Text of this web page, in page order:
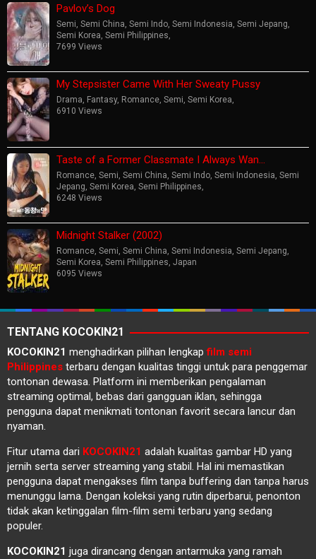
Pavlov’s Dog
Semi, Semi China, Semi Indo, Semi Indonesia, Semi Jepang,
Semi Korea, Semi Philippines,
7699 Views
My Stepsister Came With Her Sweaty Pussy
Drama, Fantasy, Romance, Semi, Semi Korea,
6910 Views
Taste of a Former Classmate I Always Wan…
Romance, Semi, Semi China, Semi Indo, Semi Indonesia, Semi
Jepang, Semi Korea, Semi Philippines,
6248 Views
Midnight Stalker (2002)
Romance, Semi, Semi China, Semi Indonesia, Semi Jepang,
Semi Korea, Semi Philippines, Japan
6095 Views
TENTANG KOCOKIN21
KOCOKIN21 menghadirkan pilihan lengkapfilm semi
Philippines terbaru dengan kualitas tinggi untuk para penggemar
tontonan dewasa. Platform ini memberikan pengalaman
streaming optimal, bebas dari gangguan iklan, sehingga
pengguna dapat menikmati tontonan favorit secara lancur dan
nyaman.
Fitur utama dari KOCOKIN21 adalah kualitas gambar HD yang
jernih serta server streaming yang stabil. Hal ini memastikan
pengguna dapat mengakses film tanpa buffering dan tanpa harus
menunggu lama. Dengan koleksi yang rutin diperbarui, penonton
tidak akan ketinggalan film-film semi terbaru yang sedang
populer.
KOCOKIN21 juga dirancang dengan antarmuka yang ramah